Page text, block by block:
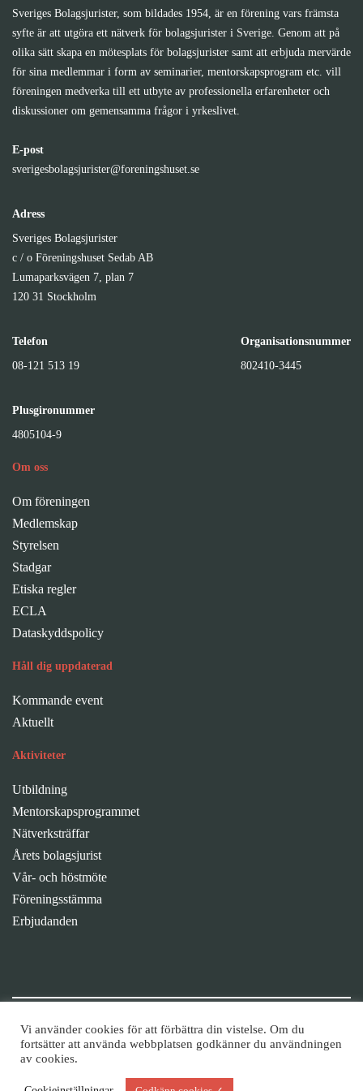
Sveriges Bolagsjurister, som bildades 1954, är en förening vars främsta
syfte är att utgöra ett nätverk för bolagsjurister i Sverige. Genom att på
olika sätt skapa en mötesplats för bolagsjurister samt att erbjuda mervärde
för sina medlemmar i form av seminarier, mentorskapsprogram etc. vill
föreningen medverka till ett utbyte av professionella erfarenheter och
diskussioner om gemensamma frågor i yrkeslivet.
E-post
sverigesbolagsjurister@foreningshuset.se
Adress
Sveriges Bolagsjurister
c / o Föreningshuset Sedab AB
Lumaparksvägen 7, plan 7
120 31 Stockholm
Telefon
08-121 513 19
Organisationsnummer
802410-3445
Plusgironummer
4805104-9
Om oss
Om föreningen
Medlemskap
Styrelsen
Stadgar
Etiska regler
ECLA
Dataskyddspolicy
Håll dig uppdaterad
Kommande event
Aktuellt
Aktiviteter
Utbildning
Mentorskapsprogrammet
Nätverksträffar
Årets bolagsjurist
Vår- och höstmöte
Föreningsstämma
Erbjudanden
Fortsätt diskussionen i våra grupper
Vi använder cookies för att förbättra din vistelse. Om du
fortsätter att använda webbplatsen godkänner du användningen
av cookies.